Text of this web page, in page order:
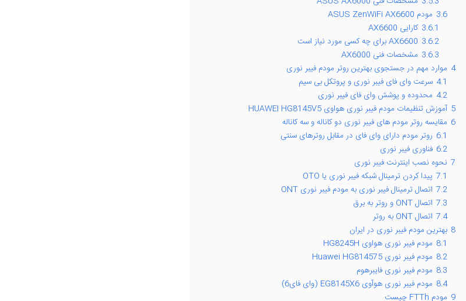
3.6 مودم ASUS ZenWiFi AX6600
3.6.1 کارایی AX6600
3.6.2 AX6600 برای چه کسی مورد نیاز است
3.6.3 مشخصات فنی AX6000
4 موارد مهم در جستجوی بهترین روتر مودم فیبر نوری
4.1 سرعت وای فای فیبر نوری و پروتکل بی سیم
4.2 محدوده و پوشش وای فای فیبر نوری
5 آموزش تنظیمات مودم فیبر نوری هواوی HUAWEI HG8145V5
6 مقایسه روتر مودم های فیبر نوری دو کاناله و سه کاناله
6.1 روتر مودم دارای وای فای در مقابل روترهای سنتی
6.2 فناوری فیبر نوری
7 نحوه نصب اینترنت فیبر نوری
7.1 پیدا کردن ترمینال شبکه فیبر نوری یا OTO
7.2 اتصال ترمینال فیبر نوری به مودم فیبر نوری ONT
7.3 اتصال ONT و روتر به برق
7.4 اتصال ONT به روتر
8 بهترین مودم فیبر نوری در ایران
8.1 مودم فیبر نوری هواوی HG8245H
8.2 مودم فیبر نوری Huawei HG814575
8.3 مودم فیبر نوری فایبرهوم
8.4 مودم فیبر نوری هوآوی EG8145X6 (وای فای6)
9 مودم FTTh چیست